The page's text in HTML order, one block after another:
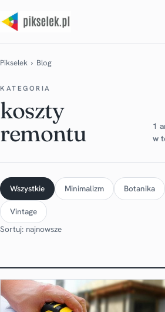
Pikselek › Blog
KATEGORIA
koszty
remontu
1
w
Wszystkie Minimalizm Botanika
Vintage
Sortuj: najnowsze